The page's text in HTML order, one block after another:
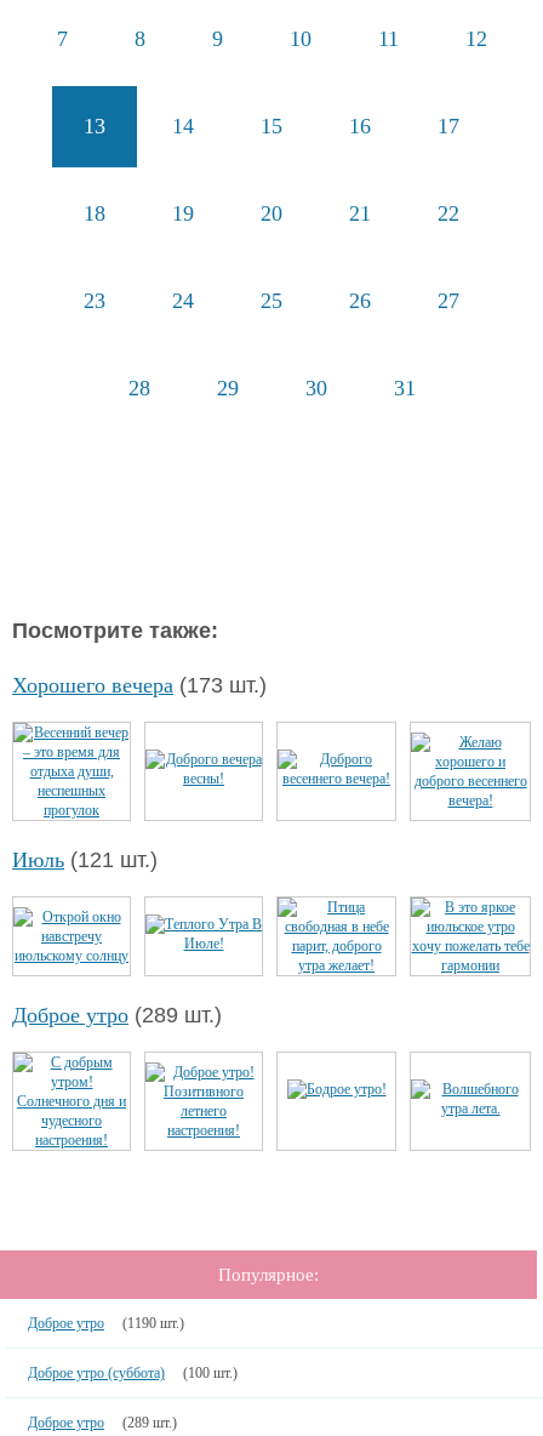
7 8 9 10 11 12
13 14 15 16 17
18 19 20 21 22
23 24 25 26 27
28 29 30 31
Посмотрите также:
Хорошего вечера (173 шт.)
Июль (121 шт.)
Доброе утро (289 шт.)
Популярное:
Доброе утро (1190 шт.)
Доброе утро (суббота) (100 шт.)
Доброе утро (289 шт.)